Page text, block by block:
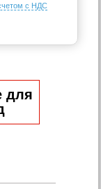
с НДС
для